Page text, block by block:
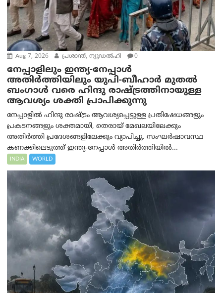
Aug 7, 2026 പ്രശാന്ത്, ന്യൂഡല്‍ഹി 0
നേപ്പാളിലും ഇന്ത്യ-നേപ്പാൾ
അതിർത്തിയിലും യുപി-ബീഹാർ മുതൽ
ബംഗാൾ വരെ ഹിന്ദു രാഷ്ട്രത്തിനായുള്ള
ആവശ്യം ശക്തി പ്രാപിക്കുന്നു
നേപ്പാളിൽ ഹിന്ദു രാഷ്ട്രം ആവശ്യപ്പെട്ടുള്ള പ്രതിഷേധങ്ങളും
പ്രകടനങ്ങളും ശക്തമായി, തെരായ് മേഖലയിലേക്കും
അതിർത്തി പ്രദേശങ്ങളിലേക്കും വ്യാപിച്ചു. സംഘർഷാവസ്ഥ
കണക്കിലെടുത്ത് ഇന്ത്യ-നേപ്പാൾ അതിർത്തിയിൽ...
INDIA WORLD